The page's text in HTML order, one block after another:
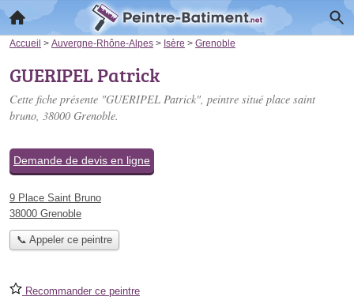
Accueil > Auvergne-Rhône-Alpes > Isère > Grenoble
GUERIPEL Patrick
Cette fiche présente "GUERIPEL Patrick", peintre situé place saint
bruno, 38000 Grenoble.
Demande de devis en ligne
9 Place Saint Bruno
38000 Grenoble
📞 Appeler ce peintre
Recommander ce peintre